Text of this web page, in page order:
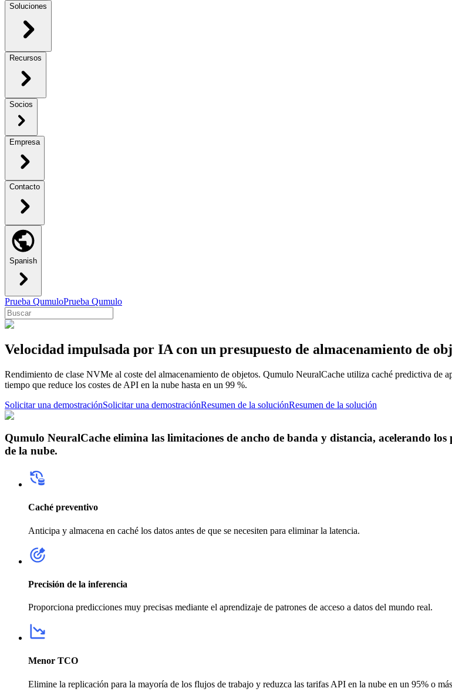
Soluciones
Recursos
Socios
Empresa
Contacto
Spanish
Prueba QumuloPrueba Qumulo
Velocidad impulsada por IA con un presupuesto de almacenamiento de
Rendimiento de clase NVMe al coste del almacenamiento de objetos. Qumulo NeuralCache utiliza caché predictiva de
tiempo que reduce los costes de API en la nube hasta en un 99 %.
Solicitar una demostraciónSolicitar una demostraciónResumen de la soluciónResumen de la solución
Qumulo NeuralCache elimina las limitaciones de ancho de banda y distancia, acelerando
de la nube.
Caché preventivo
Anticipa y almacena en caché los datos antes de que se necesiten para eliminar la latencia.
Precisión de la inferencia
Proporciona predicciones muy precisas mediante el aprendizaje de patrones de acceso a datos del mundo real.
Menor TCO
Elimine la replicación para la mayoría de los flujos de trabajo y reduzca las tarifas API en la nube en un 95% o